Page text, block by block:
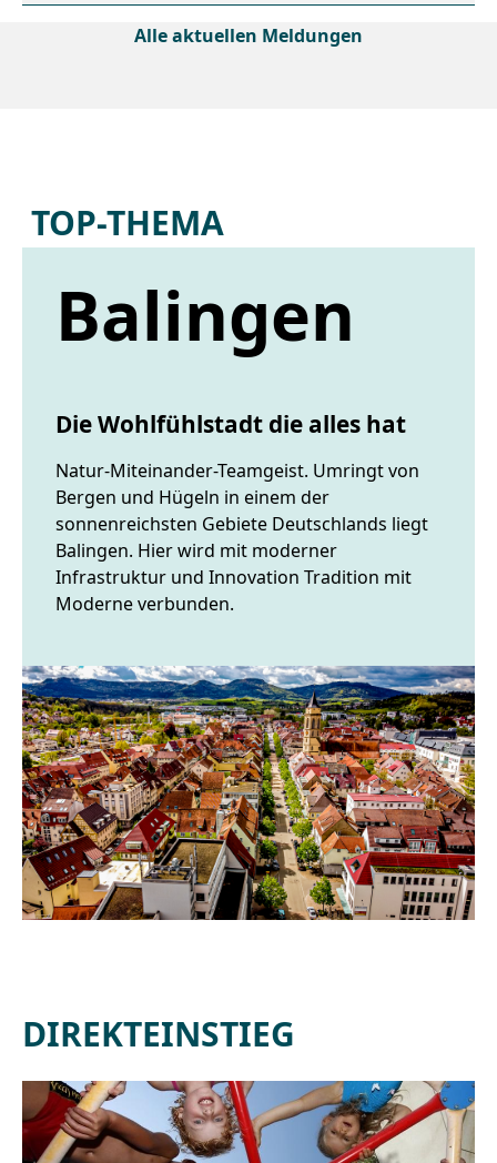
Alle aktuellen Meldungen
TOP-THEMA
Balingen
Die Wohlfühlstadt die alles hat
Natur-Miteinander-Teamgeist. Umringt von
Bergen und Hügeln in einem der
sonnenreichsten Gebiete Deutschlands liegt
Balingen. Hier wird mit moderner
Infrastruktur und Innovation Tradition mit
Moderne verbunden.
DIREKTEINSTIEG